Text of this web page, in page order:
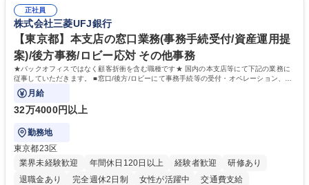
幅広く経験を積みたい意欲がある方に最適な環境です。 募集職種 【総
務・人事】未経験歓迎/日立グループ/組織運営を支えるゼネラリストを目
指す
のご経験 ■労務管理（給与計算・社会保険手続き・勤怠管理など）の経験
■衛生管理者の資格をお持ちの方 学歴・資格 学歴：大学院 大学 高専 短大
専修学校 高校 語学力： 資格：
正社員
株式会社三菱UFJ銀行
【東京都】本支店の窓口業務(事務手続受付/資産運用提
案)/後方事務/ロビー応対 その他事務
★バックオフィスではなく顧客折衝を含む職種です★ 国内の本支店等にて下記の業務に
従事していただきます。 ■窓口/後方/ロビーにて事務手続等の受付・オペレーション、お
客様対応
月給
32万4000円以上
勤務地
東京都23区
業界未経験歓迎
年間休日120日以上 経験者歓迎
研修あり
退職金あり
完全週休2日制 女性が活躍中
交通費支給